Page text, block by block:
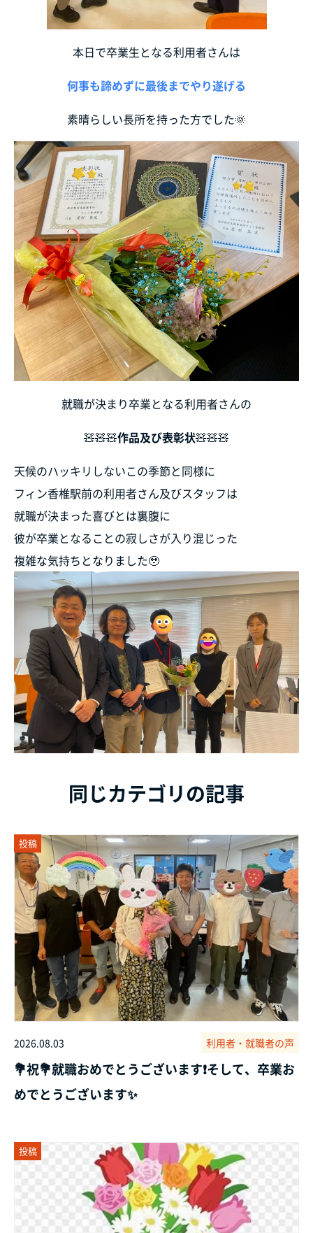
本日で卒業生となる利用者さんは
何事も諦めずに最後までやり遂げる
素晴らしい長所を持った方でした🌞
就職が決まり卒業となる利用者さんの
🧸🧸🧸作品及び表彰状🧸🧸🧸
天候のハッキリしないこの季節と同様に
フィン香椎駅前の利用者さん及びスタッフは
就職が決まった喜びとは裏腹に
彼が卒業となることの寂しさが入り混じった
複雑な気持ちとなりました🥹
同じカテゴリの記事
投稿
2026.08.03 利用者・就職者の声
💐祝💐就職おめでとうございます❗そして、卒業お
めでとうございます✨
投稿